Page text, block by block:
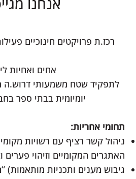
‬יומיומית‭ ‬בבתי‭ ‬ספר‭ ‬בחברה‭ ‬הבדואית‭.‬
תחומי‭ ‬אחריות‭:‬
‬האתגרים‭ ‬המקומיים‭ ‬וזיהוי‭ ‬פערים‭ ‬וצרכים‭ ‬משתנים‭.‬